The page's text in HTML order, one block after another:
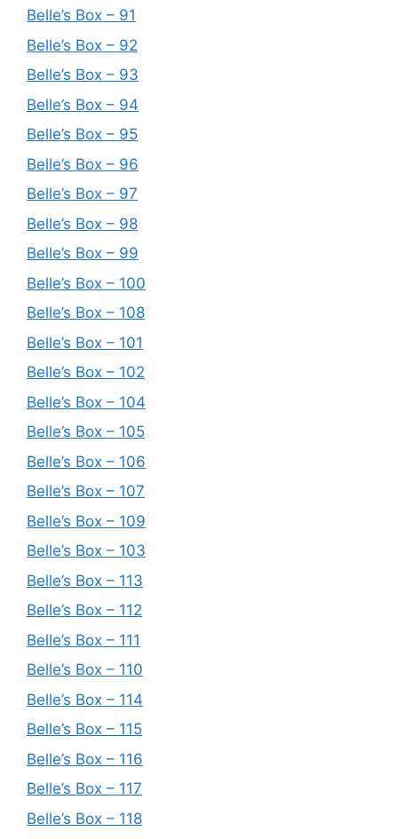
Belle’s Box – 91
Belle’s Box – 92
Belle’s Box – 93
Belle’s Box – 94
Belle’s Box – 95
Belle’s Box – 96
Belle’s Box – 97
Belle’s Box – 98
Belle’s Box – 99
Belle’s Box – 100
Belle’s Box – 108
Belle’s Box – 101
Belle’s Box – 102
Belle’s Box – 104
Belle’s Box – 105
Belle’s Box – 106
Belle’s Box – 107
Belle’s Box – 109
Belle’s Box – 103
Belle’s Box – 113
Belle’s Box – 112
Belle’s Box – 111
Belle’s Box – 110
Belle’s Box – 114
Belle’s Box – 115
Belle’s Box – 116
Belle’s Box – 117
Belle’s Box – 118